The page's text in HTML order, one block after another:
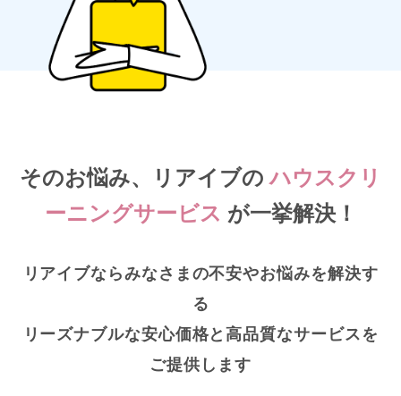
そのお悩み、リアイブのハウスクリ
ーニングサービス が一挙解決！
リアイブならみなさまの不安やお悩みを解決す
る
リーズナブルな安心価格と高品質なサービスを
ご提供します